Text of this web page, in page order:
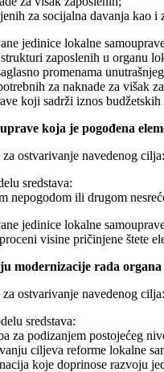
za socijalna davanja kao
jedinice lokalne
zaposlenih u organu
promenama
za naknade za višak
koji sadrži iznos
koja je pogođena
ostvarivanje navedenog
sredstava:
nepogodom ili drugom
jedinice lokalne
visine pričinjene štete
modernizacije rada
ostvarivanje navedenog
sredstava:
za podizanjem postojećeg
ciljeva reforme lokalne
koje doprinose razvoju